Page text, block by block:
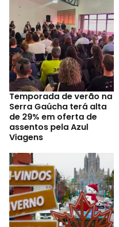
Temporada de verão na
Serra Gaúcha terá alta
de 29% em oferta de
assentos pela Azul
Viagens